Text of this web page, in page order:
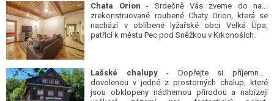
Chata Orion - Srdečně Vás zveme do naší
zrekonstruované roubené Chaty Orion, která se
nachází v oblíbené lyžařské obci Velká Úpa,
patřící k městu Pec pod Sněžkou v Krkonoších.
Lašské chalupy- Dopřejte si příjemnou
dovolenou v jedné z prostorných chalup, které
jsou obklopeny nádhernou přírodou a nabízejí